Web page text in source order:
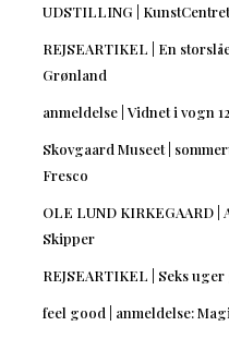
UDSTILLING |
REJSEARTIKEL | En
Grønland
anmeldelse | Vidnet i vogn
Skovgaard Museet |
Fresco
OLE LUND KIRKEGAARD
Skipper
REJSEARTIKEL | Seks
feel good | anmeldelse: